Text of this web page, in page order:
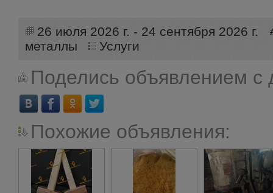
26 июля 2026 г. - 24 сентября 2026 г.
металлы
Услуги
Поделись объявлением с
Похожие объявления: